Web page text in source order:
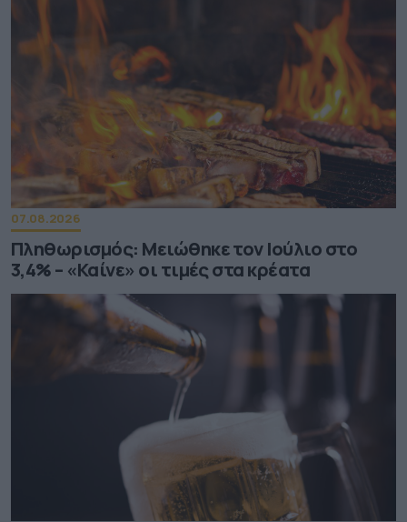
07.08.2026
Πληθωρισμός: Μειώθηκε τον Ιούλιο στο
3,4% – «Καίνε» οι τιμές στα κρέατα